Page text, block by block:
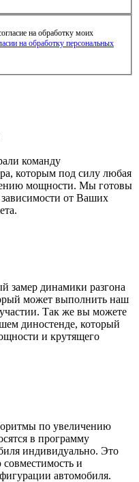
на обработку моих
на обработку персональных
команду
которым под силу любая
мощности. Мы готовы
от Ваших
замер динамики разгона
может выполнить наш
Так же вы можете
диностенде, который
и крутящего
по увеличению
в программу
индивидуально. Это
и
автомобиля.